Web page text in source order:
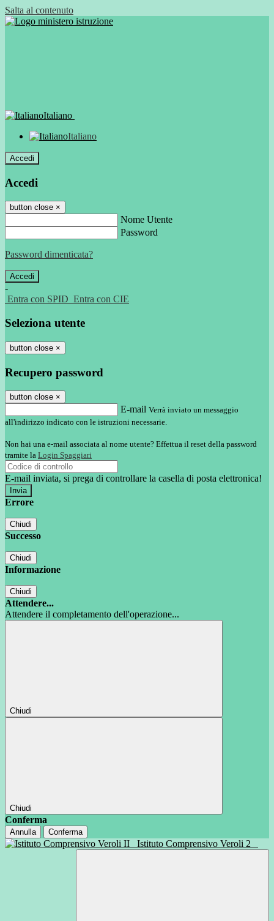
Salta al contenuto
Italiano
Italiano
Accedi
Accedi
button close ×
Nome Utente
Password
Password dimenticata?
-
Entra con SPID Entra con CIE
Seleziona utente
button close ×
Recupero password
button close ×
E-mail Verrà inviato un messaggio
all'indirizzo indicato con le istruzioni necessarie.
Non hai una e-mail associata al nome utente? Effettua il reset della password
tramite la Login Spaggiari
E-mail inviata, si prega di controllare la casella di posta elettronica!
Errore
Chiudi
Successo
Chiudi
Informazione
Chiudi
Attendere...
Attendere il completamento dell'operazione...
Chiudi
Chiudi
Conferma
Annulla Conferma
Istituto Comprensivo Veroli 2